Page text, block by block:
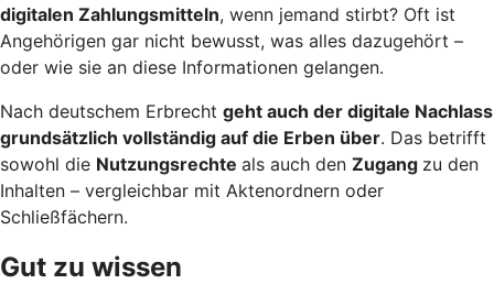
digitalen Zahlungsmitteln, wenn jemand stirbt? Oft ist
Angehörigen gar nicht bewusst, was alles dazugehört –
oder wie sie an diese Informationen gelangen.
Nach deutschem Erbrecht geht auch der digitale Nachlass
grundsätzlich vollständig auf die Erben über. Das betrifft
sowohl die Nutzungsrechte als auch den Zugang zu den
Inhalten – vergleichbar mit Aktenordnern oder
Schließfächern.
Gut zu wissen